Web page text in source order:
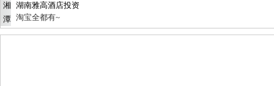
湘
潭
湖南雅高酒店投资
淘宝全都有~